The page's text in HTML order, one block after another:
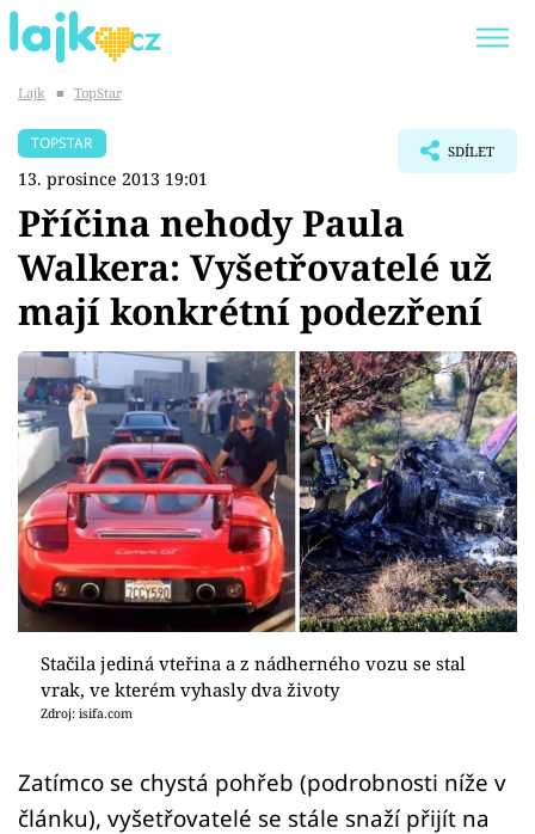
SHOPAHOLICADEL
Témata
Showbyznys
Youtubeři
Virály
Sex a vztahy
Videa
Sledujte prima+
Přihlášení
Sledujte nás
Lajk ■ TopStar
TOPSTAR
13. prosince 2013 19:01
SDÍLET
Příčina nehody Paula
Walkera: Vyšetřovatelé už
mají konkrétní podezření
Stačila jediná vteřina a z nádherného vozu se stal
vrak, ve kterém vyhasly dva životy
Zdroj: isifa.com
Zatímco se chystá pohřeb (podrobnosti níže v
článku), vyšetřovatelé se stále snaží přijít na